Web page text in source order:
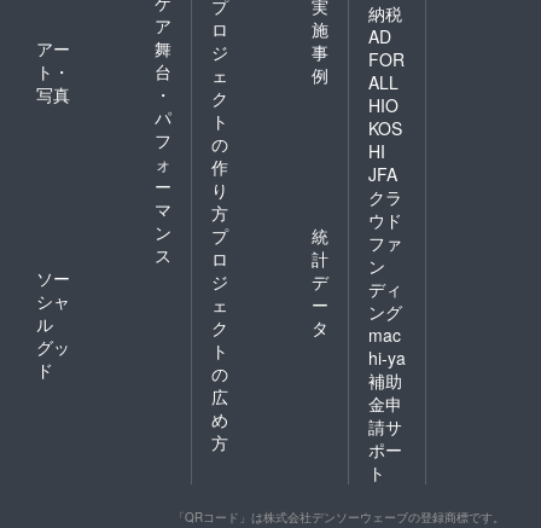
ア
アー
ト・
写真
舞
台
・
パ
フ
ォ
ー
マ
ン
ス
ソー
シャ
ル
グッ
ド
プ
ロ
ジ
ェ
ク
ト
の
作
り
方
実
施
事
例
プ
ロ
ジ
ェ
ク
ト
の
広
め
方
統
計
デ
ー
タ
納税
AD
FOR
ALL
HIO
KOS
HI
JFA
クラ
ウド
ファ
ン
ディ
ング
mac
hi-ya
補助
金申
請サ
ポー
ト
「QRコード」は株式会社デンソーウェーブの登録商標です。